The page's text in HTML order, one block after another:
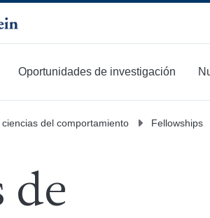
Oportunidades de investigación
del comportamiento Fellowships
de